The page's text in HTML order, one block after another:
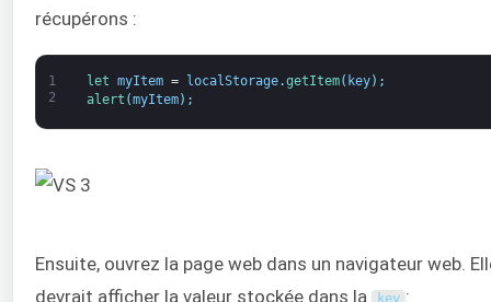
récupérons :
1
2
let myItem = localStorage.getItem( key) ;
alert (myItem) ;
Ensuite, ouvrez la page web dans un navigateur web.
devrait afficher la valeur stockée dans la
: